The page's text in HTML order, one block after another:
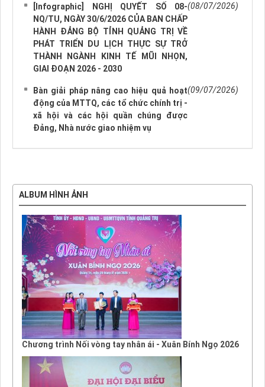
[Infographic] NGHỊ QUYẾT SỐ 08-
NQ/TU, NGÀY 30/6/2026 CỦA BAN CHẤP
HÀNH ĐẢNG BỘ TỈNH QUẢNG TRỊ VỀ
PHÁT TRIỂN DU LỊCH THỰC SỰ TRỞ
THÀNH NGÀNH KINH TẾ MŨI NHỌN,
GIAI ĐOẠN 2026 - 2030
(08/07/2026)
Bàn giải pháp nâng cao hiệu quả hoạt
động của MTTQ, các tổ chức chính trị -
xã hội và các hội quần chúng được
Đảng, Nhà nước giao nhiệm vụ
(09/07/2026)
ALBUM HÌNH ẢNH
Chương trình Nối vòng tay nhân ái - Xuân Bính Ngọ 2026